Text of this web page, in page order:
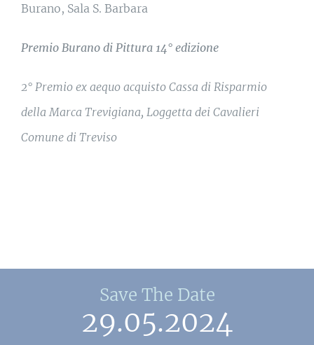
Burano, Sala S. Barbara
Premio Burano di Pittura 14° edizione
2° Premio ex aequo acquisto Cassa di Risparmio
della Marca Trevigiana, Loggetta dei Cavalieri
Comune di Treviso
Save The Date
29.05.2024